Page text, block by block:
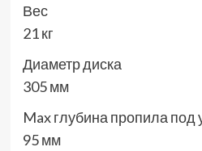
Вес
21 кг
Диаметр диска
305 мм
Max глубина пропила под
95 мм